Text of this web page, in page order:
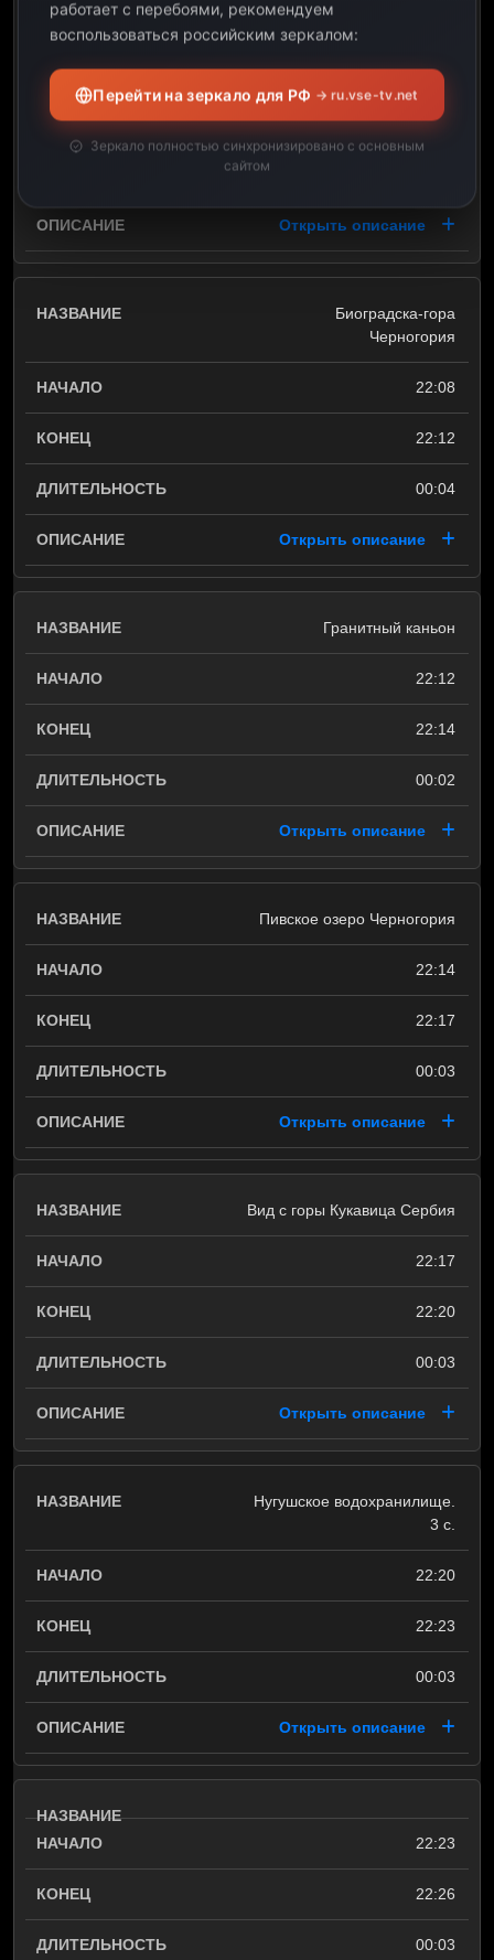
Ущелье Каракол Киргизия
22:06
22:08
Открыть описание
Биоградска-гора
Черногория
22:08
22:12
00:04
Открыть описание
Гранитный каньон
22:12
22:14
00:02
Открыть описание
Пивское озеро Черногория
22:14
22:17
00:03
Открыть описание
Вид с горы Кукавица Сербия
22:17
22:20
00:03
Открыть описание
Нугушское водохранилище.
3 с.
22:20
22:23
00:03
Открыть описание
22:23
22:26
00:03
работает с перебоями, рекомендуем
воспользоваться российским зеркалом:
Перейти на зеркало для РФ → ru.vse-tv.net
Зеркало полностью синхронизировано с основным
сайтом